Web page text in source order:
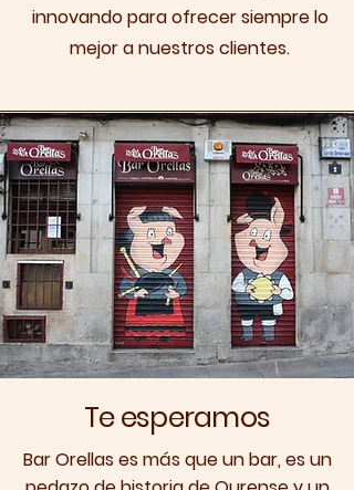
innovando para ofrecer siempre lo
mejor a nuestros clientes.
Te esperamos
Bar Orellas es más que un bar, es un